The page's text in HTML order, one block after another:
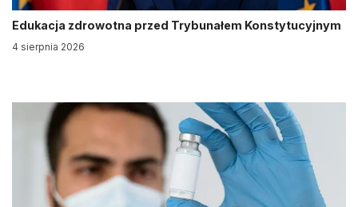
Edukacja zdrowotna przed Trybunałem Konstytucyjnym
4 sierpnia 2026